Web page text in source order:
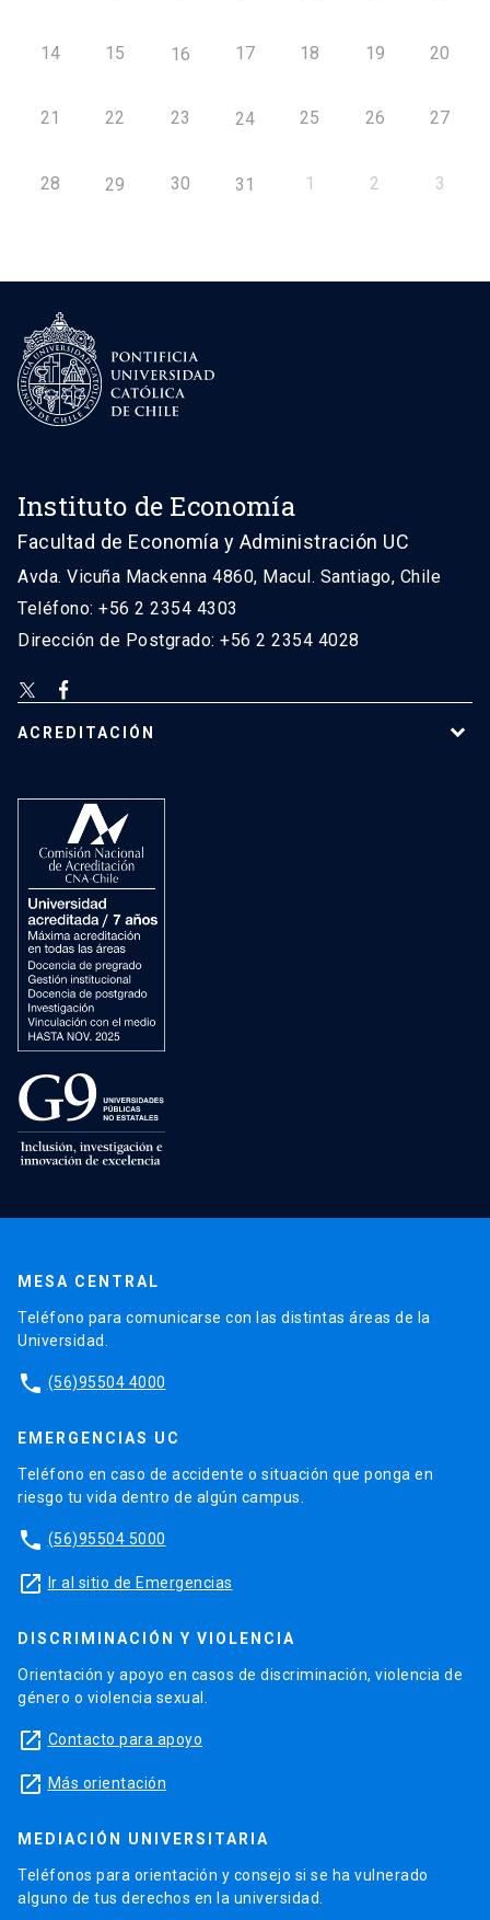
14 15 16 17 18 19 20
21 22 23 24 25 26 27
28 29 30 31 1 2 3
Instituto de Economía
Facultad de Economía y Administración UC
Avda. Vicuña Mackenna 4860, Macul. Santiago, Chile
Teléfono: +56 2 2354 4303
Dirección de Postgrado: +56 2 2354 4028
ACREDITACIÓN
MESA CENTRAL
Teléfono para comunicarse con las distintas áreas de la
Universidad.
phone (56)95504 4000
EMERGENCIAS UC
Teléfono en caso de accidente o situación que ponga en
riesgo tu vida dentro de algún campus.
phone (56)95504 5000
launch Ir al sitio de Emergencias
DISCRIMINACIÓN Y VIOLENCIA
Orientación y apoyo en casos de discriminación, violencia de
género o violencia sexual.
launch Contacto para apoyo
launch Más orientación
MEDIACIÓN UNIVERSITARIA
Teléfonos para orientación y consejo si se ha vulnerado
alguno de tus derechos en la universidad.